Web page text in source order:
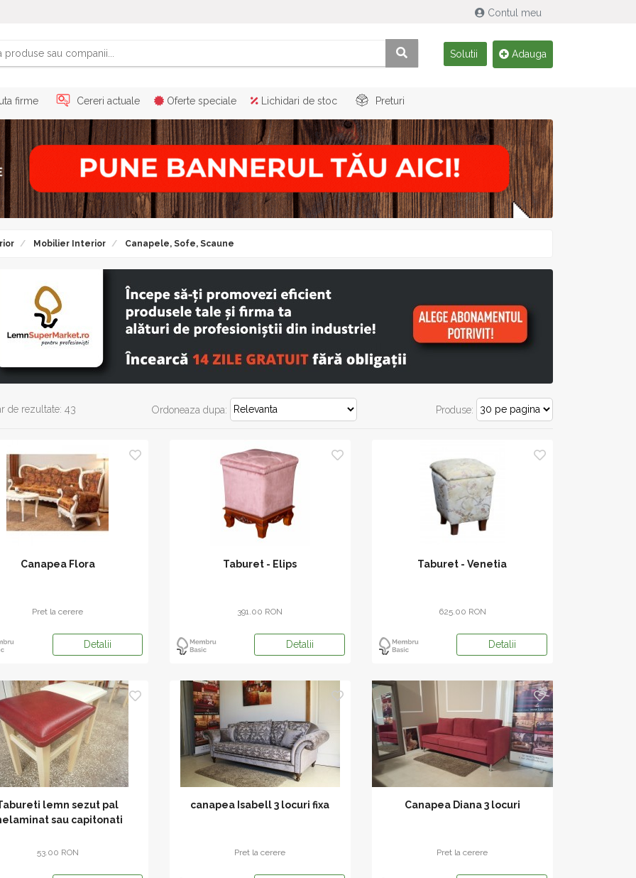
Contul meu
Solutii Adauga
firme Cereri actuale Oferte speciale Lichidari de stoc Preturi
Mobilier Interior Canapele, Sofe, Scaune
de rezultate: 43 Ordoneaza dupa: Produse:
Canapea Flora
Pret la cerere
Detalii
Taburet - Elips
391.00 RON
Detalii
Taburet - Venetia
625.00 RON
Detalii
lemn sezut pal
sau capitonati
53.00 RON
canapea Isabell 3 locuri fixa
Pret la cerere
Canapea Diana 3 locuri
Pret la cerere